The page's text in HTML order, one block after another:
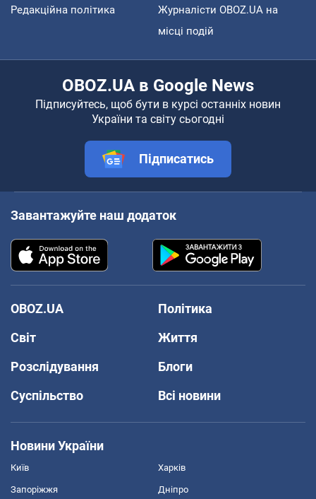
Редакційна політика
Журналісти OBOZ.UA на
місці подій
OBOZ.UA в Google News
Підписуйтесь, щоб бути в курсі останніх новин
України та світу сьогодні
Підписатись
Завантажуйте наш додаток
OBOZ.UA
Політика
Світ
Життя
Розслідування
Блоги
Суспільство
Всі новини
Новини України
Київ Харків
Запоріжжя Дніпро